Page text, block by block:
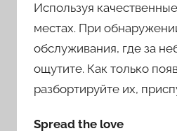
Используя
местах. При
обслуживания, где за
ощутите. Как только
разбортируйте их,
Spread the love